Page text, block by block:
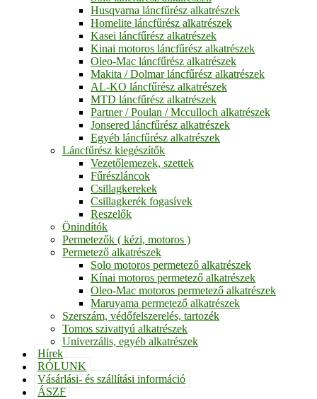
Husqvarna láncfűrész alkatrészek
Homelite láncfűrész alkatrészek
Kasei láncfűrész alkatrészek
Kinai motoros láncfűrész alkatrészek
Oleo-Mac láncfűrész alkatrészek
Makita / Dolmar láncfűrész alkatrészek
AL-KO láncfűrész alkatrészek
MTD láncfűrész alkatrészek
Partner / Poulan / Mcculloch alkatrészek
Jonsered láncfűrész alkatrészek
Egyéb láncfűrész alkatrészek
Láncfűrész kiegészítők
Vezetőlemezek, szettek
Fűrészláncok
Csillagkerekek
Csillagkerék fogasívek
Reszelők
Önindítók
Permetezők ( kézi, motoros )
Permetező alkatrészek
Solo motoros permetező alkatrészek
Kínai motoros permetező alkatrészek
Oleo-Mac motoros permetező alkatrészek
Maruyama permetező alkatrészek
Szerszám, védőfelszerelés, tartozék
Tomos szivattyú alkatrészek
Univerzális, egyéb alkatrészek
Hírek
RÓLUNK
Vásárlási- és szállítási információ
ÁSZF